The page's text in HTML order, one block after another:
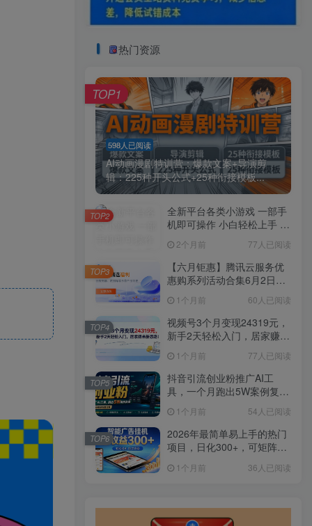
热门资源
598人已阅读
AI动画漫剧特训营：爆款文案+导演剪
辑：225种开头公式+25种衔接模板...
TOP1
全新平台各类小游戏 一部手
机即可操作 小白轻松上手 长
2个月前 77人已阅读
TOP2
【六月钜惠】腾讯云服务优
惠购系列活动合集6月2日更
1个月前 60人已阅读
TOP3
视频号3个月变现24319元，
新手2天轻松入门，居家赚米
1个月前 77人已阅读
TOP4
抖音引流创业粉推广AI工
具，一个月跑出5W案例复
1个月前 54人已阅读
TOP5
2026年最简单易上手的热门
项目，日化300+，可矩阵操
1个月前 36人已阅读
TOP6